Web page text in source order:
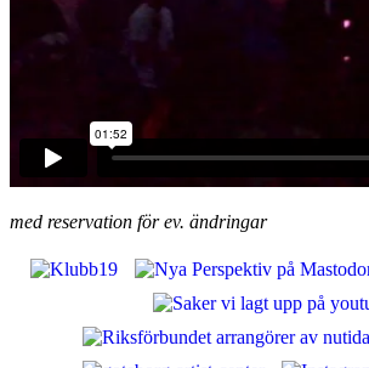
med reservation för ev. ändringar
Nya Perspektiv: Västerås
musikscen!